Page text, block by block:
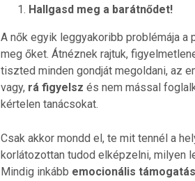
Hallgasd meg a barátnődet!
A nők egyik leggyakoribb problémája a
meg őket. Átnéznek rajtuk,
tiszted minden gondját megoldani, az
vagy, rá figyelsz és nem mással
kértelen tanácsokat.
Csak akkor mondd el, te mit tennél a
korlátozottan tudod elképzelni, milyen
Mindig inkább emocionális